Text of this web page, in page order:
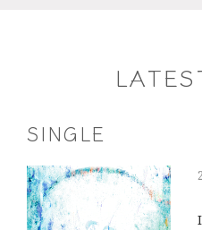
ペシャル・オフショット動画
AVCD-38998/B」をご購入頂
をお持ちの方対象に期間限定
Apple App Store / Google
愛オフィシャルアプリ内の「
ご確認ください。3. ARで動画
SINGLE